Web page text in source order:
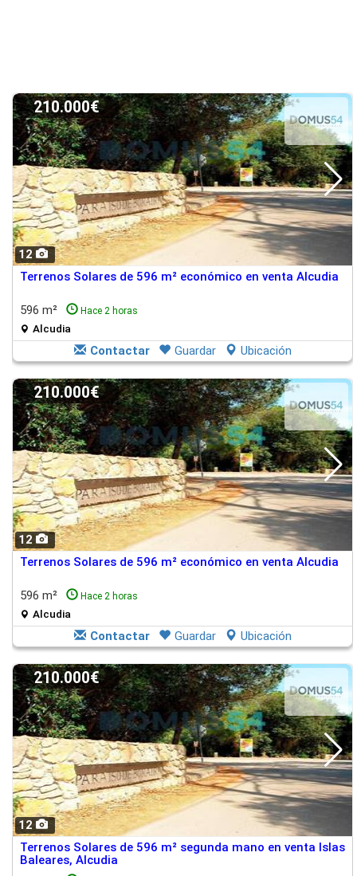
12
210.000€
Terrenos Solares de 596 m² económico en venta Alcudia
596 m² Hace 2 horas
Alcudia
Contactar Guardar Ubicación
12
210.000€
Terrenos Solares de 596 m² económico en venta Alcudia
596 m² Hace 2 horas
Alcudia
Contactar Guardar Ubicación
12
210.000€
Terrenos Solares de 596 m² segunda mano en venta Islas
Baleares, Alcudia